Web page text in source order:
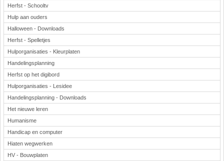
Herfst - Schooltv
Hulp aan ouders
Halloween - Downloads
Herfst - Spelletjes
Hulporganisaties - Kleurplaten
Handelingsplanning
Herfst op het digibord
Hulporganisaties - Lesidee
Handelingsplanning - Downloads
Het nieuwe leren
Humanisme
Handicap en computer
Hiaten wegwerken
HV - Bouwplaten